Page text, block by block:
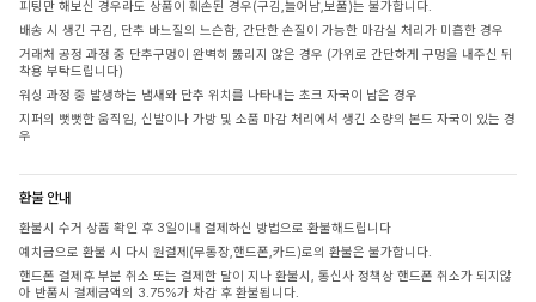
피팅만 해보신 경우라도 상품이 훼손된 경우(구김,늘어남,보풀)는 불가합니다.
배송 시 생긴 구김, 단추 바느질의 느슨함, 간단한 손질이 가능한 마감실 처리가 미흡한 경우
거래처 공정 과정 중 단추구멍이 완벽히 뚫리지 않은 경우 (가위로 간단하게 구멍을 내주신 뒤
착용 부탁드립니다)
워싱 과정 중 발생하는 냄새와 단추 위치를 나타내는 초크 자국이 남은 경우
지퍼의 뻣뻣한 움직임, 신발이나 가방 및 소품 마감 처리에서 생긴 소량의 본드 자국이 있는 경
우
환불 안내
환불시 수거 상품 확인 후 3일이내 결제하신 방법으로 환불해드립니다
예치금으로 환불 시 다시 원결제(무통장,핸드폰,카드)로의 환불은 불가합니다.
핸드폰 결제후 부분 취소 또는 결제한 달이 지나 환불시, 통신사 정책상 핸드폰 취소가 되지않
아 반품시 결제금액의 3.75%가 차감 후 환불됩니다.